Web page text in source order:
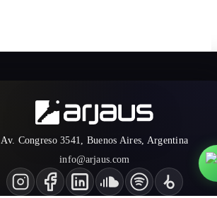
Av. Congreso 3541, Buenos Aires, Argentina
info@arjaus.com